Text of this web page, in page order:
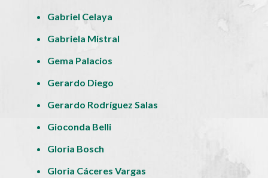
Gabriel Celaya
Gabriela Mistral
Gema Palacios
Gerardo Diego
Gerardo Rodríguez Salas
Gioconda Belli
Gloria Bosch
Gloria Cáceres Vargas